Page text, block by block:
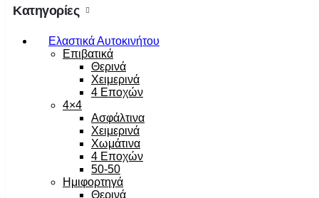
Κατηγορίες
Ελαστικά Αυτοκινήτου
Επιβατικά
Θερινά
Χειμερινά
4 Εποχών
4×4
Ασφάλτινα
Χειμερινά
Χωμάτινα
4 Εποχών
50-50
Ημιφορτηγά
Θερινά